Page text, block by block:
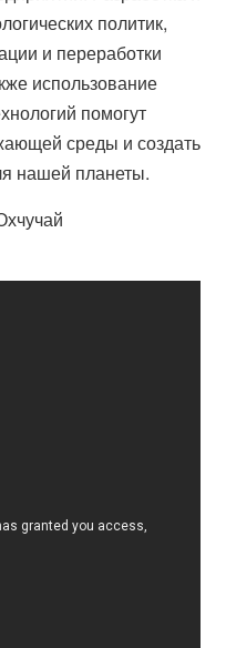
политик,
и переработки
использование
помогут
среды и создать
нашей планеты.